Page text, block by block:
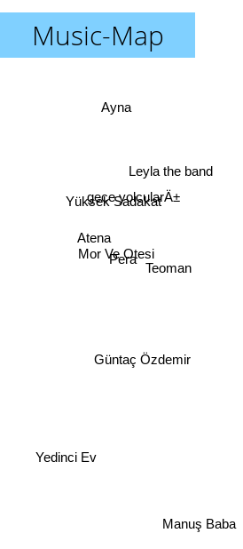
Music-Map
Manuş Baba
Güntaç Özdemir
Teoman
Pera
gece yolcularÄ±
Leyla the band
Mor Ve Otesi
Yüksek Sadakat
Atena
Ayna
Yedinci Ev